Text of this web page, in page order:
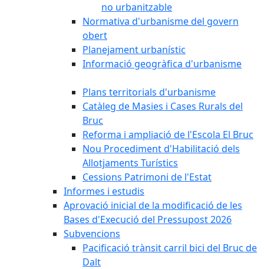
no urbanitzable
Normativa d'urbanisme del govern
obert
Planejament urbanístic
Informació geogràfica d'urbanisme
Plans territorials d'urbanisme
Catàleg de Masies i Cases Rurals del
Bruc
Reforma i ampliació de l'Escola El Bruc
Nou Procediment d'Habilitació dels
Allotjaments Turístics
Cessions Patrimoni de l'Estat
Informes i estudis
Aprovació inicial de la modificació de les
Bases d'Execució del Pressupost 2026
Subvencions
Pacificació trànsit carril bici del Bruc de
Dalt